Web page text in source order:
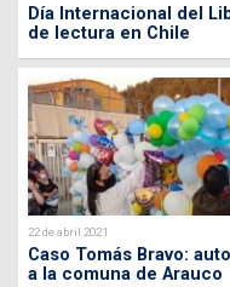
Día Internacional del
de lectura en Chile
22 de abril 2021
Caso Tomás Bravo:
a la comuna de Arauco